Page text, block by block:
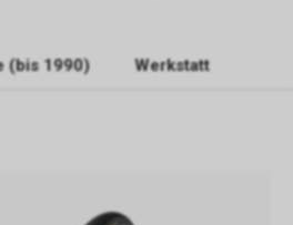
(bis 1990) Werkstatt